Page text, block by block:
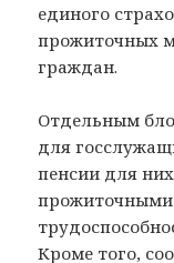
единого
прожиточных
граждан.
Отдельным
для
пенсии для
Кроме того,